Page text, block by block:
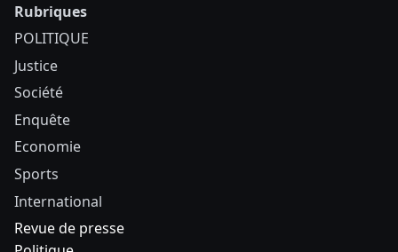
Rubriques
POLITIQUE
Justice
Société
Enquête
Economie
Sports
International
Revue de presse